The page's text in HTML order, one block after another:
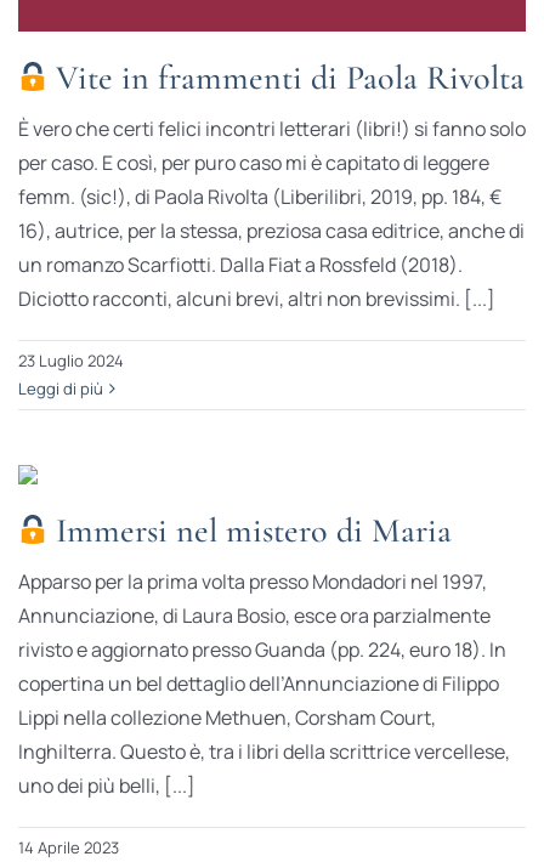
Vite in frammenti di Paola Rivolta
È vero che certi felici incontri letterari (libri!) si fanno solo
per caso. E così, per puro caso mi è capitato di leggere
femm. (sic!), di Paola Rivolta (Liberilibri, 2019, pp. 184, €
16), autrice, per la stessa, preziosa casa editrice, anche di
un romanzo Scarfiotti. Dalla Fiat a Rossfeld (2018).
Diciotto racconti, alcuni brevi, altri non brevissimi. [...]
23 Luglio 2024
Leggi di più
Immersi nel mistero di Maria
Apparso per la prima volta presso Mondadori nel 1997,
Annunciazione, di Laura Bosio, esce ora parzialmente
rivisto e aggiornato presso Guanda (pp. 224, euro 18). In
copertina un bel dettaglio dell’Annunciazione di Filippo
Lippi nella collezione Methuen, Corsham Court,
Inghilterra. Questo è, tra i libri della scrittrice vercellese,
uno dei più belli, [...]
14 Aprile 2023